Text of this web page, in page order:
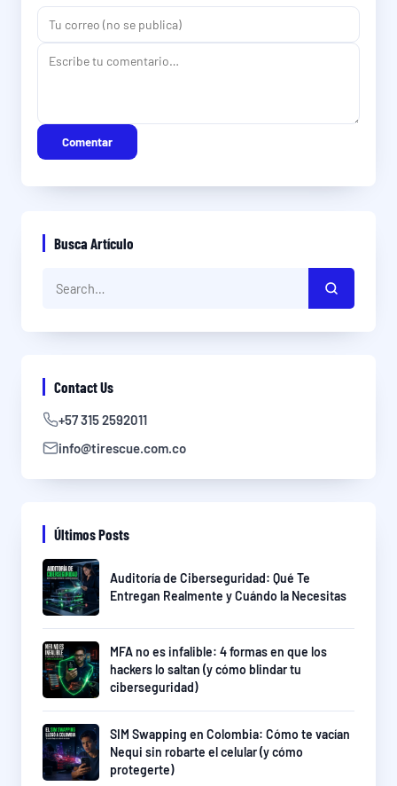
Comentar
Busca Artículo
Contact Us
+57 315 2592011
info@tirescue.com.co
Últimos Posts
Auditoría de Ciberseguridad: Qué Te
Entregan Realmente y Cuándo la Necesitas
MFA no es infalible: 4 formas en que los
hackers lo saltan (y cómo blindar tu
ciberseguridad)
SIM Swapping en Colombia: Cómo te vacían
Nequi sin robarte el celular (y cómo
protegerte)